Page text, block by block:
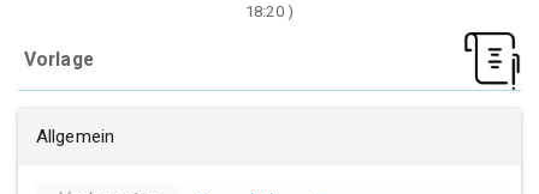
18:20)
Vorlage
Allgemein